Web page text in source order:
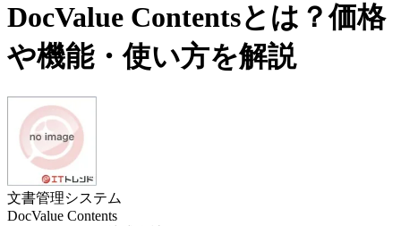
DocValue Contentsとは？価格
や機能・使い方を解説
文書管理システム
DocValue Contents